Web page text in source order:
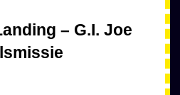
– G.I. Joe